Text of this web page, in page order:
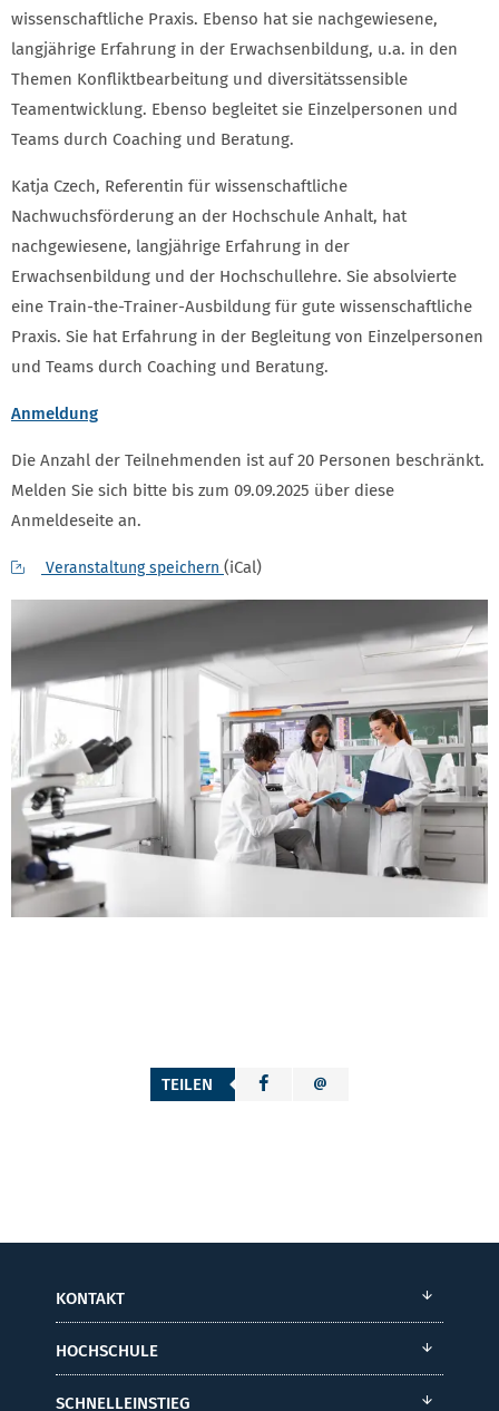
wissenschaftliche Praxis. Ebenso hat sie nachgewiesene,
langjährige Erfahrung in der Erwachsenbildung, u.a. in den
Themen Konfliktbearbeitung und diversitätssensible
Teamentwicklung. Ebenso begleitet sie Einzelpersonen und
Teams durch Coaching und Beratung.
Katja Czech, Referentin für wissenschaftliche
Nachwuchsförderung an der Hochschule Anhalt, hat
nachgewiesene, langjährige Erfahrung in der
Erwachsenbildung und der Hochschullehre. Sie absolvierte
eine Train-the-Trainer-Ausbildung für gute wissenschaftliche
Praxis. Sie hat Erfahrung in der Begleitung von Einzelpersonen
und Teams durch Coaching und Beratung.
Anmeldung
Die Anzahl der Teilnehmenden ist auf 20 Personen beschränkt.
Melden Sie sich bitte bis zum 09.09.2025 über diese
Anmeldeseite an.
Veranstaltung speichern (iCal)
TEILEN
KONTAKT
HOCHSCHULE
SCHNELLEINSTIEG